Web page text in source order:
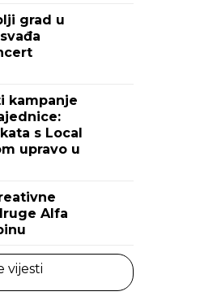
grad u
kampanje
s Local
upravo u
Alfa
vijesti